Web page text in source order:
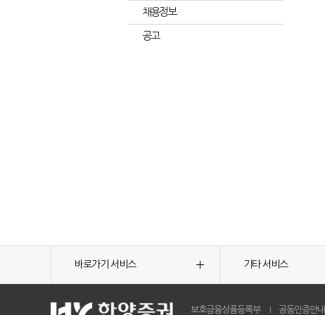
채용정보
공고
바로가기 서비스 기타 서비스
보호금융상품등록부 공동인증안내